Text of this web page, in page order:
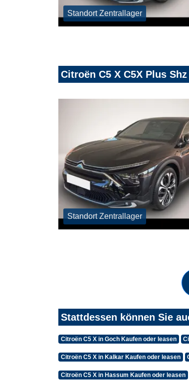
Standort Zentrallager
Citroën C5 X C5X Plus
Standort Zentrallager
Stattdessen können Sie
Citroën C5 X in Goch Kaufen oder leasen
Citroën C5 X in Kalkar Kaufen oder leasen
Citroën C5 X in Hassum Kaufen oder leasen